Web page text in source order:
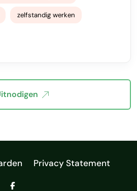
zelfstandig werken
Privacy Statement